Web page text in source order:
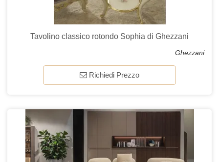
Tavolino classico rotondo Sophia di Ghezzani
Ghezzani
Richiedi Prezzo